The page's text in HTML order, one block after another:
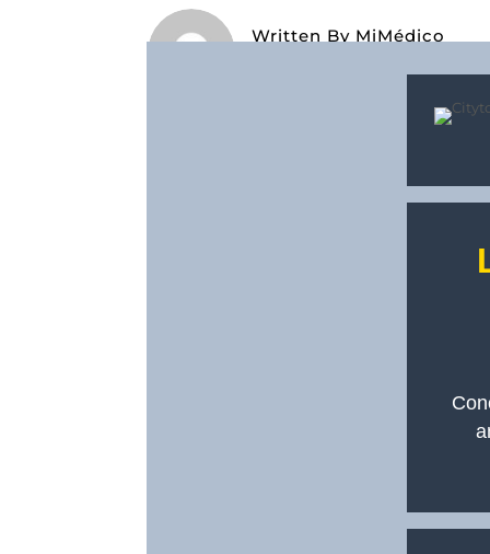
Written By MiMédico